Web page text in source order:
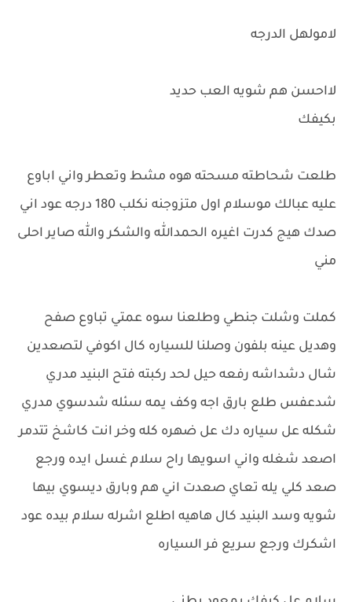
لامولهل الدرجه
لااحسن هم شويه العب حديد
بكيفك
طلعت شحاطته مسحته هوه مشط وتعطر واني اباوع
عليه عبالك موسلام اول متزوجنه نكلب 180 درجه عود اني
صدك هيج كدرت اغيره الحمدالله والشكر والله صاير احلى
مني
كملت وشلت جنطي وطلعنا سوه عمتي تباوع صفح
وهديل عينه بلفون وصلنا للسياره كال اكوفي لتصعدين
شال دشداشه رفعه حيل لحد ركبته فتح البنيد مدري
شدعفس طلع بارق اجه وكف يمه سئله شدسوي مدري
شكله عل سياره دك عل ضهره كله وخر انت كاشخ تتدمر
اصعد شغله واني اسويها راح سلام غسل ايده ورجع
صعد كلي يله تعاي صعدت اني هم وبارق ديسوي بيها
شويه وسد البنيد كال هاهيه اطلع اشرله سلام بيده عود
اشكرك ورجع سريع فر السياره